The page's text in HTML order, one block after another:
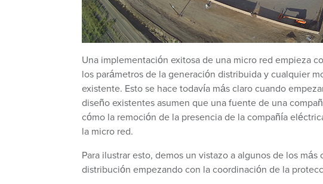
Una implementación exitosa de una micro red empieza
los parámetros de la generación distribuida y cualquier
existente. Esto se hace todavía más claro cuando
diseño existentes asumen que una fuente de una
cómo la remoción de la presencia de la compañía
la micro red.
Para ilustrar esto, demos un vistazo a algunos de los
distribución empezando con la coordinación de la